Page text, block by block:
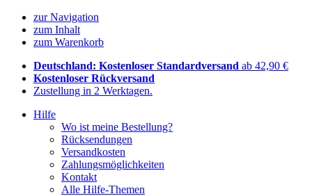
zur Navigation
zum Inhalt
zum Warenkorb
Deutschland: Kostenloser Standardversand ab 42,90 €
Kostenloser Rückversand
Zustellung in 2 Werktagen.
Hilfe
Wo ist meine Bestellung?
Rücksendungen
Versandkosten
Zahlungsmöglichkeiten
Kontakt
Alle Hilfe-Themen